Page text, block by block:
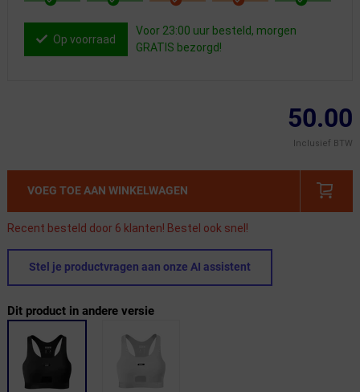
Op voorraad
Voor 23:00 uur besteld, morgen
GRATIS bezorgd!
50.00
Inclusief BTW
VOEG TOE AAN WINKELWAGEN
Recent besteld door 6 klanten! Bestel ook snel!
Stel je productvragen aan onze AI assistent
Dit product in andere versie